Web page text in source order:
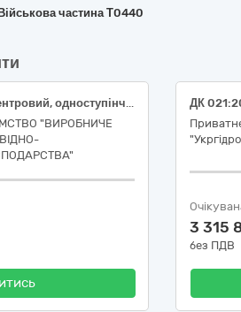
частина Т0440
Насосний агрегат відцентровий, одноступінчастий, погружний вертикальний, каналізаційний з двигуном 30 кВт, в комплекті з шафою управління
"ВИРОБНИЧЕ
3 315
без ПДВ